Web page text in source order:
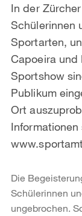
In der
Schülerinnen
Sportarten,
Capoeira und
Sportshow
Publikum
Ort
Die
Schülerinnen
ungebrochen.